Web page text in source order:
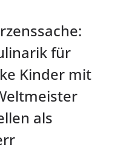
für
Kinder mit
als